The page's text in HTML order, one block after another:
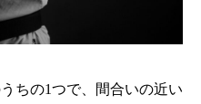
ちの1つで、間合いの近い